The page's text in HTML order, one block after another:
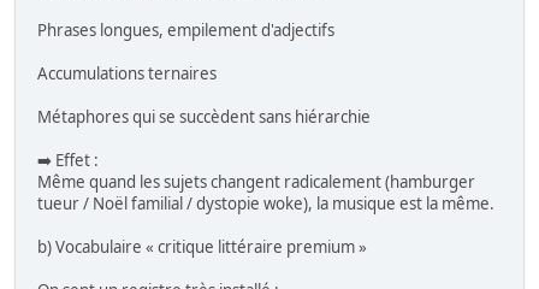
Phrases longues, empilement d'adjectifs
Accumulations ternaires
Métaphores qui se succèdent sans hiérarchie
➡️ Effet :
Même quand les sujets changent radicalement (hamburger
tueur / Noël familial / dystopie woke), la musique est la même.
b) Vocabulaire « critique littéraire premium »